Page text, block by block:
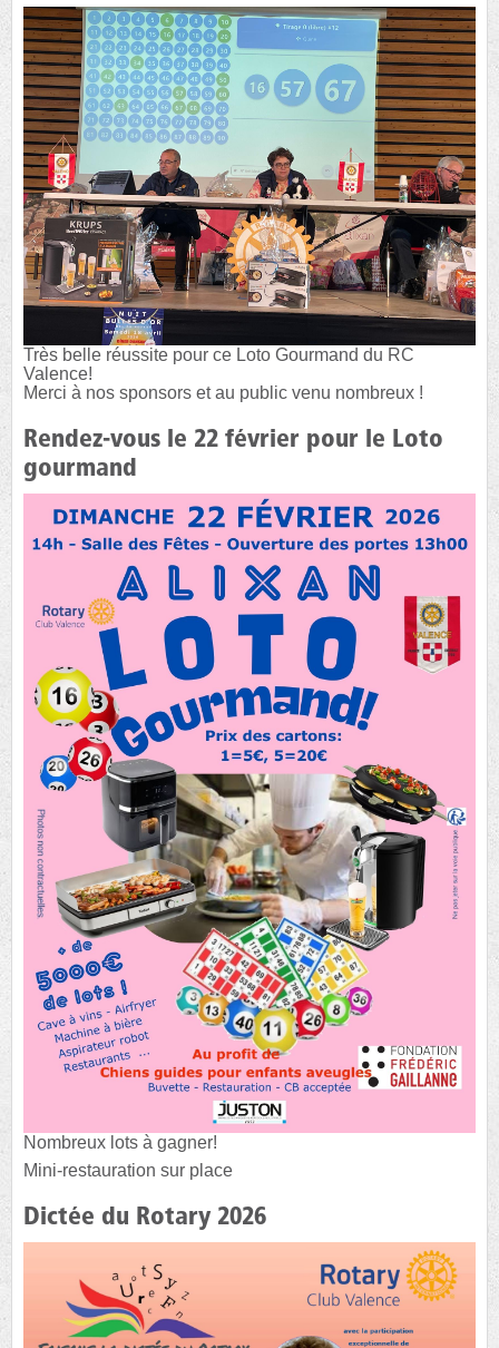
Très belle réussite pour ce Loto Gourmand du RC
Valence!
Merci à nos sponsors et au public venu nombreux !
Rendez-vous le 22 février pour le Loto
gourmand
Nombreux lots à gagner!
Mini-restauration sur place
Dictée du Rotary 2026